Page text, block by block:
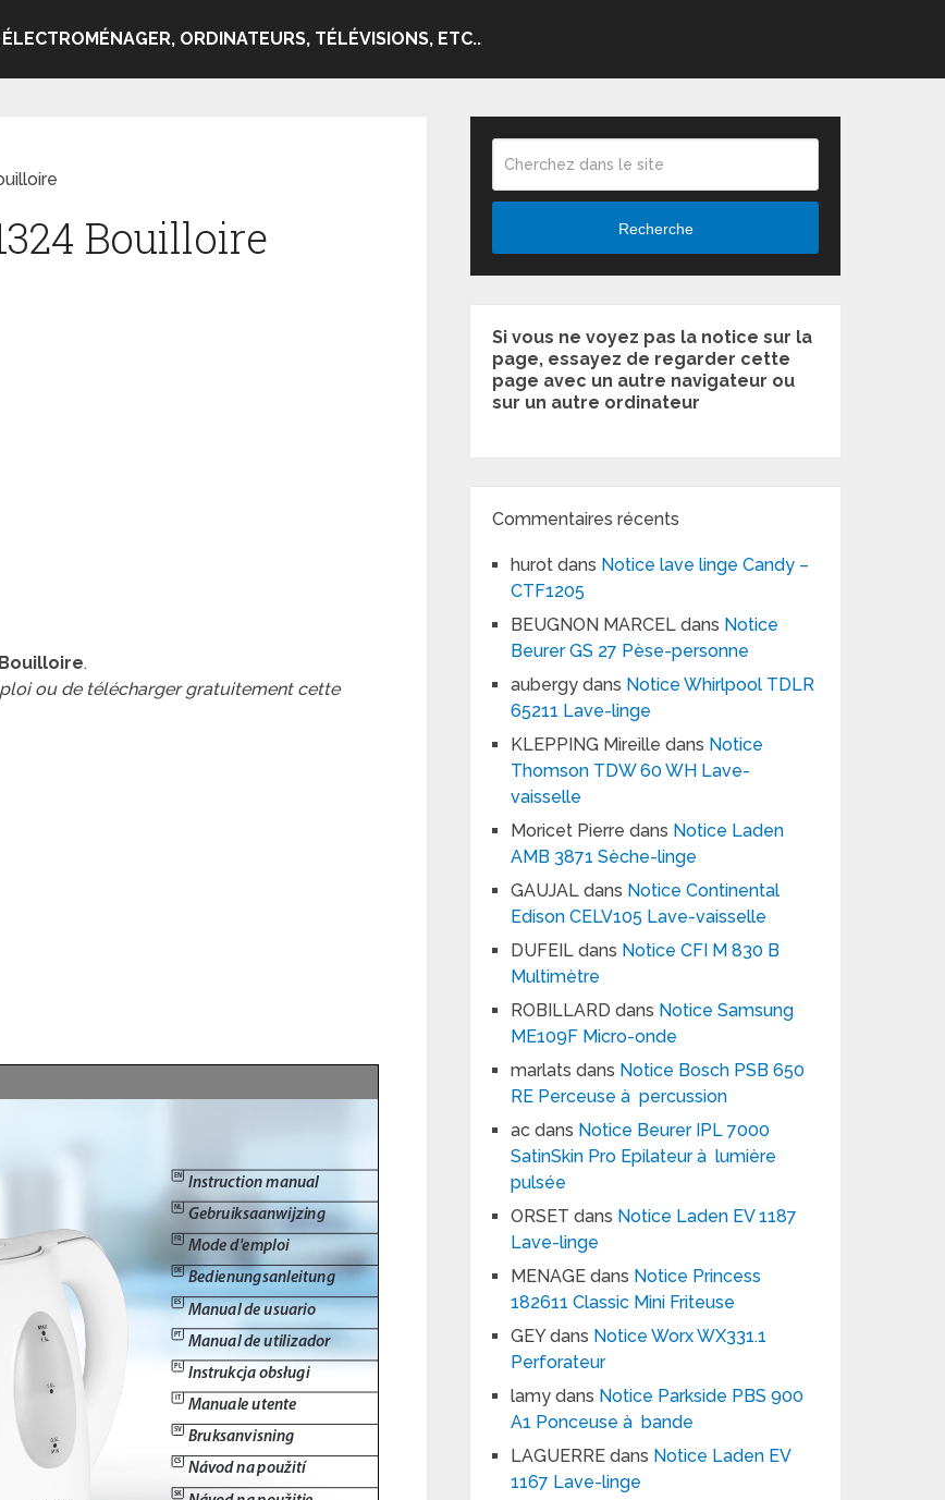
ORDINATEURS, TÉLÉVISIONS, ETC..
Bouilloire
.
ou de télécharger gratuitement cette
Recherche
Si vous ne voyez pas la notice sur la
page, essayez de regarder cette
page avec un autre navigateur ou
sur un autre ordinateur
Commentaires récents
hurot dans Notice lave linge Candy –
CTF1205
BEUGNON MARCEL dans Notice
Beurer GS 27 Pèse-personne
aubergy dans Notice Whirlpool TDLR
65211 Lave-linge
KLEPPING Mireille dans Notice
Thomson TDW 60 WH Lave-
vaisselle
Moricet Pierre dans Notice Laden
AMB 3871 Sèche-linge
GAUJAL dans Notice Continental
Edison CELV105 Lave-vaisselle
DUFEIL dans Notice CFI M 830 B
Multimètre
ROBILLARD dans Notice Samsung
ME109F Micro-onde
marlats dans Notice Bosch PSB 650
RE Perceuse à percussion
ac dans Notice Beurer IPL 7000
SatinSkin Pro Epilateur à lumière
pulsée
ORSET dans Notice Laden EV 1187
Lave-linge
MENAGE dans Notice Princess
182611 Classic Mini Friteuse
GEYdans Notice Worx WX331.1
Perforateur
lamy dans Notice Parkside PBS 900
A1 Ponceuse à bande
LAGUERRE dans Notice Laden EV
1167 Lave-linge